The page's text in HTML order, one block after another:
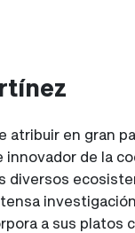
atribuir en gran
de la
diversos
a sus platos